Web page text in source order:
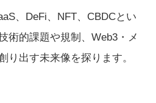
、DeFi、NFT、CBDCとい
術的課題や規制、Web3・メ
出す未来像を探ります。